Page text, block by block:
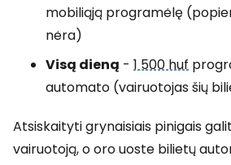
mobiliąją programėlę
nėra)
Visą dieną - 1 500 huf
automato (vairuotojas šių
Atsiskaityti grynaisiais pinigais
vairuotoją, o oro uoste bilietų